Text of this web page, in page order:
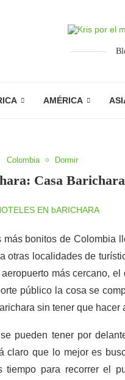
AMÉRICA
Colombia Dormir
Casa
más bonitos de Colombia
otras localidades de
más cercano,
público la cosa se
sin tener que hacer
pueden tener por
claro que lo mejor es
para recorrer el